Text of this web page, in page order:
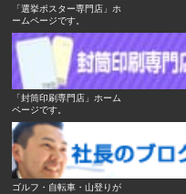
「選挙ポスター専門店」ホ
ームページです。
「封筒印刷専門店」ホーム
ページです。
ゴルフ・自転車・山登りが